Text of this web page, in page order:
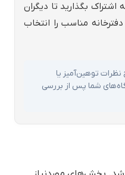
بگذارید تا دیگران
مناسب را انتخاب
نظرات توهین‌آمیز یا
شما پس از بررسی